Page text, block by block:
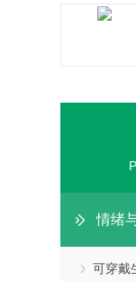
情绪
可穿戴